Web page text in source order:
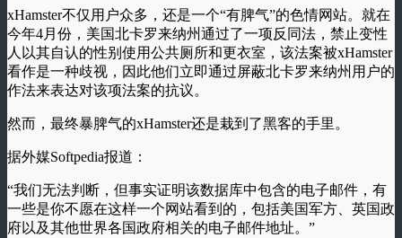
xHamster不仅用户众多，还是一个“有脾气”的色情网站。就在
今年4月份，美国北卡罗来纳州通过了一项反同法，禁止变性
人以其自认的性别使用公共厕所和更衣室，该法案被xHamster
看作是一种歧视，因此他们立即通过屏蔽北卡罗来纳州用户的
作法来表达对该项法案的抗议。
然而，最终暴脾气的xHamster还是栽到了黑客的手里。
据外媒Softpedia报道：
“我们无法判断，但事实证明该数据库中包含的电子邮件，有
一些是你不愿在这样一个网站看到的，包括美国军方、英国政
府以及其他世界各国政府相关的电子邮件地址。”